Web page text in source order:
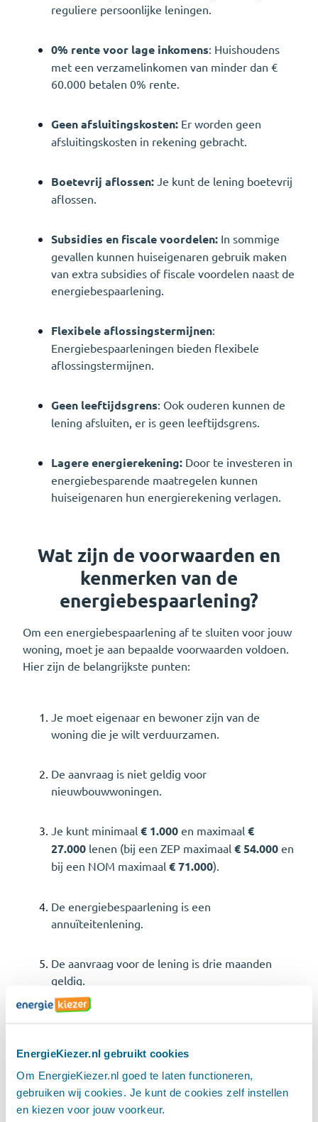
EnergieKiezer.nl gebruikt cookies
Om EnergieKiezer.nl goed te laten functioneren,
gebruiken wij cookies. Je kunt de cookies zelf instellen
en kiezen voor jouw voorkeur.
reguliere persoonlijke leningen.
0% rente voor lage inkomens: Huishoudens
met een verzamelinkomen van minder dan €
60.000 betalen 0% rente.
Geen afsluitingskosten: Er worden geen
afsluitingskosten in rekening gebracht.
Boetevrij aflossen: Je kunt de lening boetevrij
aflossen.
Subsidies en fiscale voordelen: In sommige
gevallen kunnen huiseigenaren gebruik maken
van extra subsidies of fiscale voordelen naast de
energiebespaarlening.
Flexibele aflossingstermijnen:
Energiebespaarleningen bieden flexibele
aflossingstermijnen.
Geen leeftijdsgrens: Ook ouderen kunnen de
lening afsluiten, er is geen leeftijdsgrens.
Lagere energierekening: Door te investeren in
energiebesparende maatregelen kunnen
huiseigenaren hun energierekening verlagen.
Wat zijn de voorwaarden en
kenmerken van de
energiebespaarlening?
Om een energiebespaarlening af te sluiten voor jouw
woning, moet je aan bepaalde voorwaarden voldoen.
Hier zijn de belangrijkste punten:
Je moet eigenaar en bewoner zijn van de
woning die je wilt verduurzamen.
De aanvraag is niet geldig voor
nieuwbouwwoningen.
Je kunt minimaal € 1.000 en maximaal €
27.000 lenen (bij een ZEP maximaal € 54.000 en
bij een NOM maximaal € 71.000).
De energiebespaarlening is een
annuïteitenlening.
De aanvraag voor de lening is drie maanden
geldig.
gebruiken voor maatregelen van de maatregelenlijst,
Welke soorten